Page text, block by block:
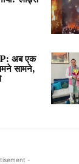
अब एक
सामने,
-